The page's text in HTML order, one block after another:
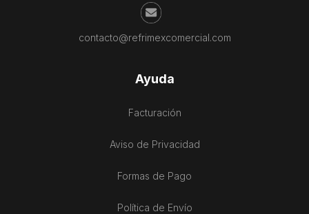
contacto@refrimexcomercial.com
Ayuda
Facturación
Aviso de Privacidad
Formas de Pago
Política de Envío